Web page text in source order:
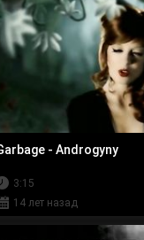
- Androgyny
3:15
14 лет назад